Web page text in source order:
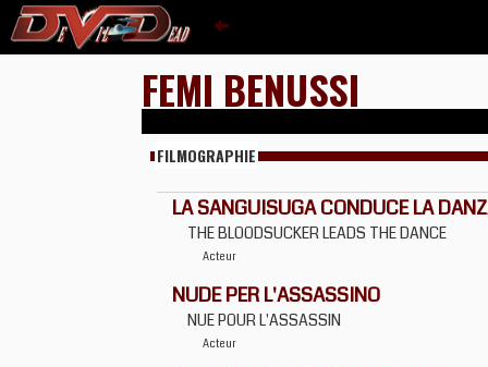
FEMI BENUSSI
FILMOGRAPHIE
LA SANGUISUGA CONDUCE LA
THE BLOODSUCKER LEADS THE DANCE
Acteur
NUDE PER L'ASSASSINO
NUE POUR L'ASSASSIN
Acteur